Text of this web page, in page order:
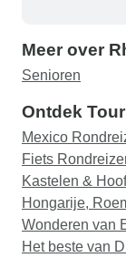
we
20 mijl
museum). Als Kazanlak op onze route had
gelegen,
b) Om de
ontbrak
gids,
hadden ontvangen. c) Het is
Meer over
Senioren
Ontdek
Mexico
Fiets
Kastelen &
Hongarije,
Wonderen van
Het beste van